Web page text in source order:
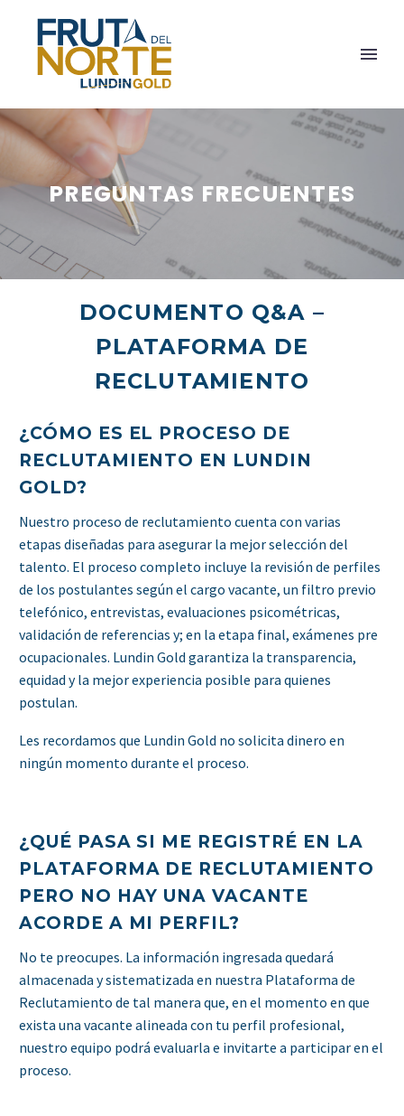
PREGUNTAS FRECUENTES
DOCUMENTO Q&A –
PLATAFORMA DE
RECLUTAMIENTO
¿CÓMO ES EL PROCESO DE
RECLUTAMIENTO EN LUNDIN
GOLD?
Nuestro proceso de reclutamiento cuenta con varias
etapas diseñadas para asegurar la mejor selección del
talento. El proceso completo incluye la revisión de perfiles
de los postulantes según el cargo vacante, un filtro previo
telefónico, entrevistas, evaluaciones psicométricas,
validación de referencias y; en la etapa final, exámenes pre
ocupacionales. Lundin Gold garantiza la transparencia,
equidad y la mejor experiencia posible para quienes
postulan.
Les recordamos que Lundin Gold no solicita dinero en
ningún momento durante el proceso.
¿QUÉ PASA SI ME REGISTRÉ EN LA
PLATAFORMA DE RECLUTAMIENTO
PERO NO HAY UNA VACANTE
ACORDE A MI PERFIL?
No te preocupes. La información ingresada quedará
almacenada y sistematizada en nuestra Plataforma de
Reclutamiento de tal manera que, en el momento en que
exista una vacante alineada con tu perfil profesional,
nuestro equipo podrá evaluarla e invitarte a participar en el
proceso.